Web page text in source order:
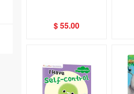
$ 55.00